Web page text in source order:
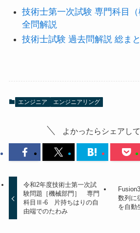
技術士第一次試験 専門科目
全問解説
技術士試験 過去問解説 総ま
エンジニア エンジニアリング
よかったらシェアして
令和2年度技術士第一次試
験問題［機械部門］ 専門
科目Ⅲ-6 片持ちはりの自
由端でのたわみ
数列に
を自動